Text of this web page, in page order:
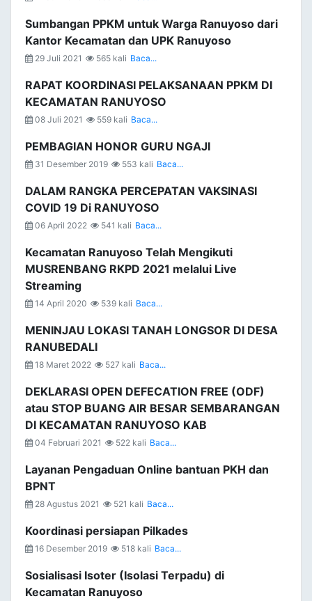
Sumbangan PPKM untuk Warga Ranuyoso dari
Kantor Kecamatan dan UPK Ranuyoso
29 Juli 2021 565 kali Baca...
RAPAT KOORDINASI PELAKSANAAN PPKM DI
KECAMATAN RANUYOSO
08 Juli 2021 559 kali Baca...
PEMBAGIAN HONOR GURU NGAJI
31 Desember 2019 553 kali Baca...
DALAM RANGKA PERCEPATAN VAKSINASI
COVID 19 Di RANUYOSO
06 April 2022 541 kali Baca...
Kecamatan Ranuyoso Telah Mengikuti
MUSRENBANG RKPD 2021 melalui Live
Streaming
14 April 2020 539 kali Baca...
MENINJAU LOKASI TANAH LONGSOR DI DESA
RANUBEDALI
18 Maret 2022 527 kali Baca...
DEKLARASI OPEN DEFECATION FREE (ODF)
atau STOP BUANG AIR BESAR SEMBARANGAN
DI KECAMATAN RANUYOSO KAB
04 Februari 2021 522 kali Baca...
Layanan Pengaduan Online bantuan PKH dan
BPNT
28 Agustus 2021 521 kali Baca...
Koordinasi persiapan Pilkades
16 Desember 2019 518 kali Baca...
Sosialisasi Isoter (Isolasi Terpadu) di
Kecamatan Ranuyoso